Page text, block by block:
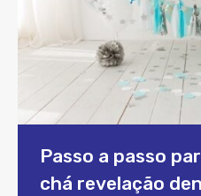
Passo a passo
chá revelação